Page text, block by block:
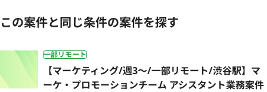
この案件と同じ条件の案件を探す
一部リモート
【マーケティング/週3〜/一部リモート/渋谷駅】マ
ーケ・プロモーションチーム アシスタント業務案件